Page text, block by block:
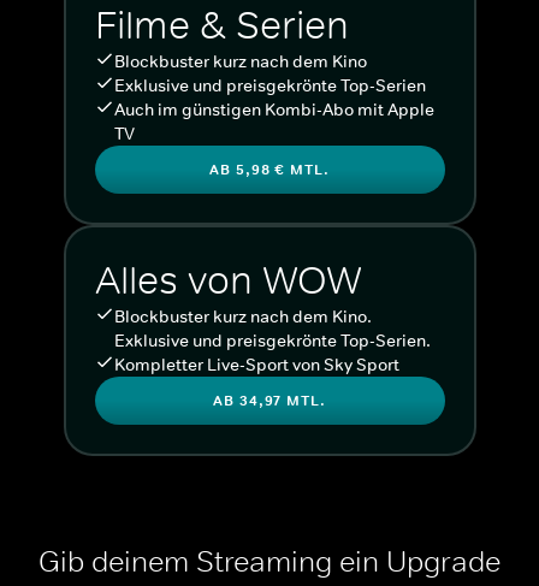
Filme & Serien
Blockbuster kurz nach dem Kino
Exklusive und preisgekrönte Top-Serien
Auch im günstigen Kombi-Abo mit Apple
TV
AB 5,98 € MTL.
Alles von WOW
Blockbuster kurz nach dem Kino.
Exklusive und preisgekrönte Top-Serien.
Kompletter Live-Sport von Sky Sport
AB 34,97 MTL.
Gib deinem Streaming ein Upgrade